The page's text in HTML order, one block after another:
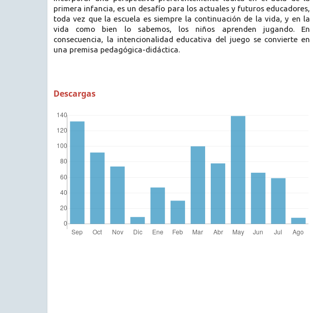
primera infancia, es un desafío para los actuales y futuros educadores,
toda vez que la escuela es siempre la continuación de la vida, y en la
vida como bien lo sabemos, los niños aprenden jugando. En
consecuencia, la intencionalidad educativa del juego se convierte en
una premisa pedagógica-didáctica.
Descargas